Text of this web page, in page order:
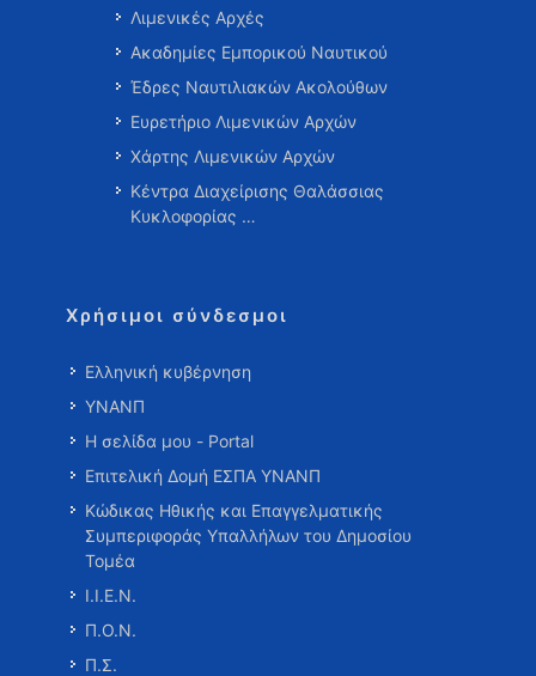
Λιμενικές Αρχές
Ακαδημίες Εμπορικού Ναυτικού
Έδρες Ναυτιλιακών Ακολούθων
Ευρετήριο Λιμενικών Αρχών
Χάρτης Λιμενικών Αρχών
Κέντρα Διαχείρισης Θαλάσσιας
Κυκλοφορίας …
Χρήσιμοι σύνδεσμοι
Ελληνική κυβέρνηση
ΥΝΑΝΠ
Η σελίδα μου - Portal
Επιτελική Δομή ΕΣΠΑ ΥΝΑΝΠ
Κώδικας Ηθικής και Επαγγελματικής
Συμπεριφοράς Υπαλλήλων του Δημοσίου
Τομέα
Ι.Ι.Ε.Ν.
Π.Ο.Ν.
Π.Σ.